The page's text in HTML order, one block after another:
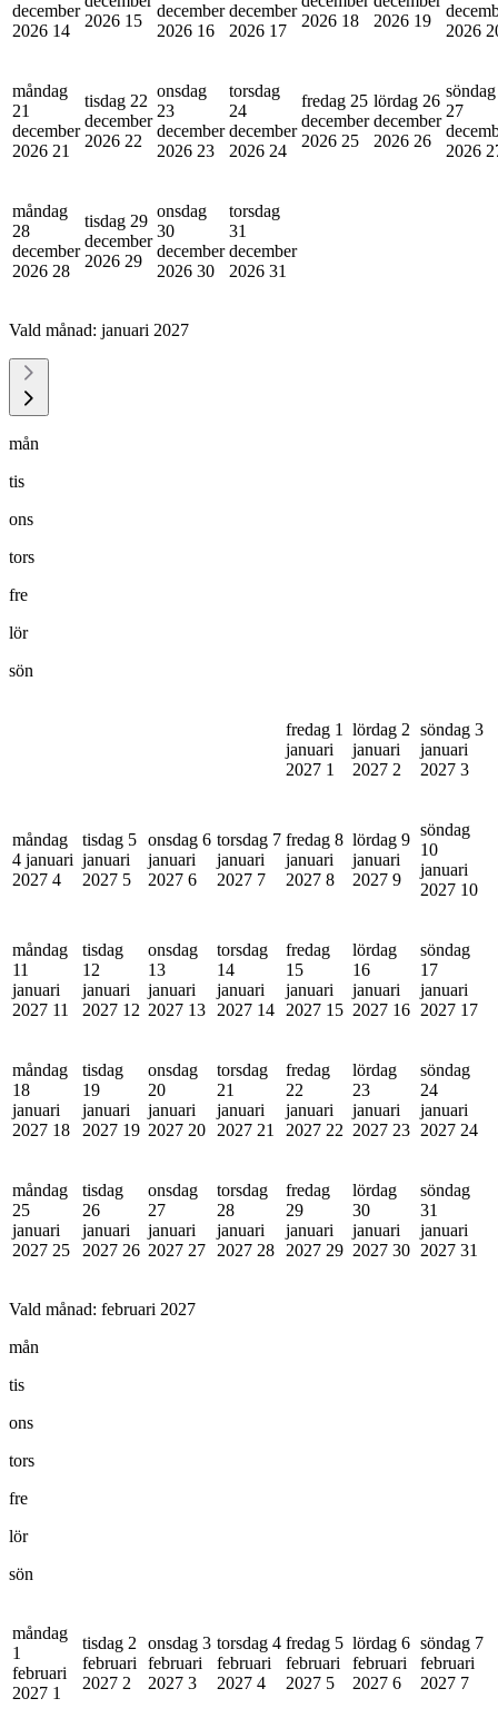
december
2026 14
2026 15
december
2026 16
december
2026 17
2026 18
2026 19
2026
måndag
21
december
2026 21
tisdag 22
december
2026 22
onsdag
23
december
2026 23
torsdag
24
december
2026 24
fredag 25
december
2026 25
lördag 26
december
2026 26
söndag
27
2026
måndag
28
december
2026 28
tisdag 29
december
2026 29
onsdag
30
december
2026 30
torsdag
31
december
2026 31
Vald månad: januari 2027
mån
tis
ons
tors
fre
lör
sön
fredag 1
januari
2027 1
lördag 2
januari
2027 2
söndag 3
januari
2027 3
måndag
4 januari
2027 4
tisdag 5
januari
2027 5
onsdag 6
januari
2027 6
torsdag 7
januari
2027 7
fredag 8
januari
2027 8
lördag 9
januari
2027 9
söndag
10
januari
2027 10
måndag
11
januari
2027 11
tisdag
12
januari
2027 12
onsdag
13
januari
2027 13
torsdag
14
januari
2027 14
fredag
15
januari
2027 15
lördag
16
januari
2027 16
söndag
17
januari
2027 17
måndag
18
januari
2027 18
tisdag
19
januari
2027 19
onsdag
20
januari
2027 20
torsdag
21
januari
2027 21
fredag
22
januari
2027 22
lördag
23
januari
2027 23
söndag
24
januari
2027 24
måndag
25
januari
2027 25
tisdag
26
januari
2027 26
onsdag
27
januari
2027 27
torsdag
28
januari
2027 28
fredag
29
januari
2027 29
lördag
30
januari
2027 30
söndag
31
januari
2027 31
Vald månad: februari 2027
mån
tis
ons
tors
fre
lör
sön
måndag
1
februari
2027 1
tisdag 2
februari
2027 2
onsdag 3
februari
2027 3
torsdag 4
februari
2027 4
fredag 5
februari
2027 5
lördag 6
februari
2027 6
söndag 7
februari
2027 7